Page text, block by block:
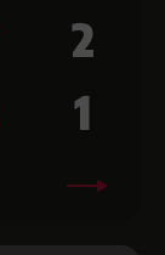
2
1